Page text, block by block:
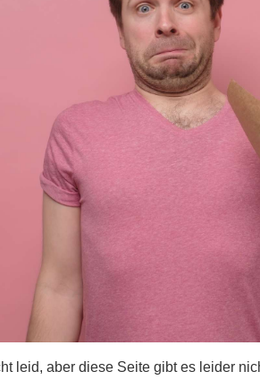
leid, aber diese Seite gibt es leider